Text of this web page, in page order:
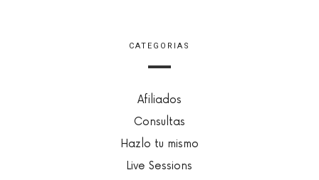
CATEGORIAS
Afiliados
Consultas
Hazlo tu mismo
Live Sessions